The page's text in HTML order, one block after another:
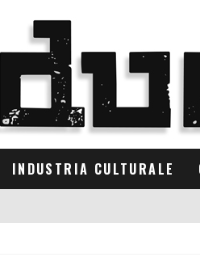
INDUSTRIA CULTURALE